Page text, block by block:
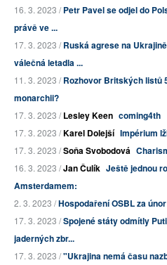
16. 3. 2023 /Petr Pavel se odjel do
právě ve ...
17. 3. 2023 /Ruská agrese na
válečná letadla ...
11. 3. 2023 /Rozhovor Britských listů
monarchii?
17. 3. 2023 /Lesley Keen coming4th
17. 3. 2023 /Karel Dolejší Impérium
17. 3. 2023 /Soňa Svobodová
16. 3. 2023 /Jan Čulík Ještě jednou
Amsterdamem:
2. 3. 2023 /Hospodaření OSBL za
17. 3. 2023 /Spojené státy odmítly
jaderných zbr...
17. 3. 2023 /"Ukrajina nemá času